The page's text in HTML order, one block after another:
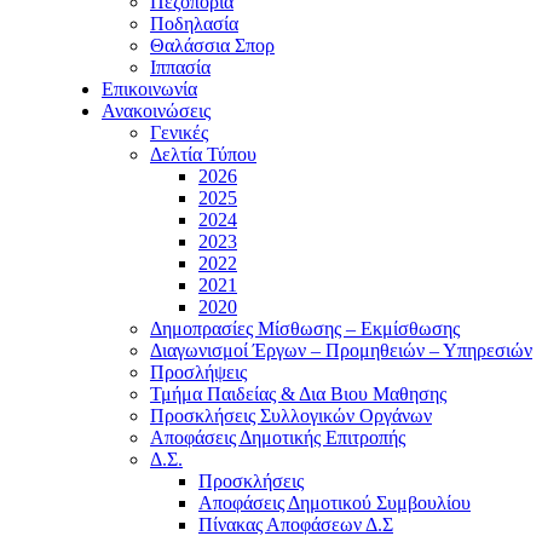
Ποδηλασία
Θαλάσσια Σπορ
Ιππασία
Επικοινωνία
Ανακοινώσεις
Γενικές
Δελτία Τύπου
2026
2025
2024
2023
2022
2021
2020
Δημοπρασίες Μίσθωσης – Εκμίσθωσης
Διαγωνισμοί Έργων – Προμηθειών – Υπηρεσιών
Προσλήψεις
Τμήμα Παιδείας & Δια Βιου Μαθησης
Προσκλήσεις Συλλογικών Οργάνων
Αποφάσεις Δημοτικής Επιτροπής
Δ.Σ.
Προσκλήσεις
Αποφάσεις Δημοτικού Συμβουλίου
Πίνακας Αποφάσεων Δ.Σ